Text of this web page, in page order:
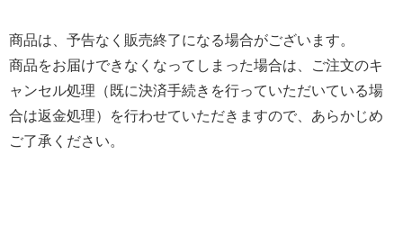
商品は、予告なく販売終了になる場合がございます。
商品をお届けできなくなってしまった場合は、ご注文のキ
ャンセル処理（既に決済手続きを行っていただいている場
合は返金処理）を行わせていただきますので、あらかじめ
ご了承ください。